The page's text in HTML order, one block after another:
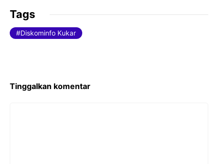
c
e
b
k
er l
Tags
Diskominfo Kukar
Tinggalkan komentar